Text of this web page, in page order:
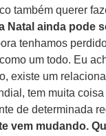
também querer
Natal ainda pode
tenhamos
um todo. Eu
existe um
tem muita
de determinada
vem mudando.